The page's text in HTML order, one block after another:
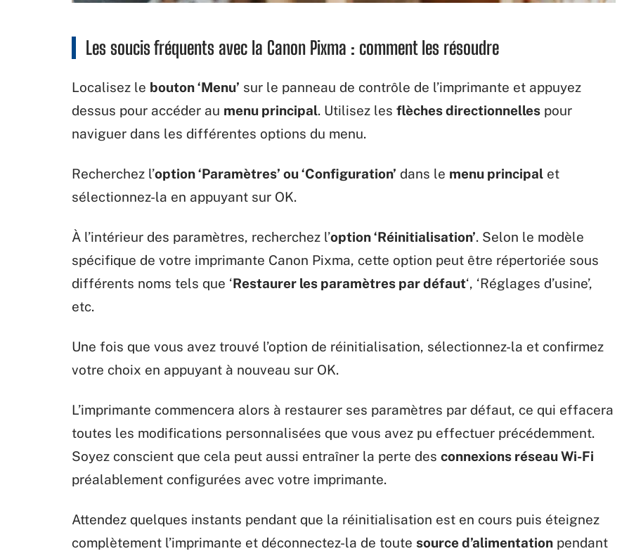
Les soucis fréquents avec la Canon Pixma : comment les résoudre
Localisez le bouton ‘Menu’ sur le panneau de contrôle de l’imprimante et appuyez
dessus pour accéder au menu principal. Utilisez les flèches directionnelles pour
naviguer dans les différentes options du menu.
Recherchez l’option ‘Paramètres’ ou ‘Configuration’ dans le menu principal et
sélectionnez-la en appuyant sur OK.
À l’intérieur des paramètres, recherchez l’option ‘Réinitialisation’. Selon le modèle
spécifique de votre imprimante Canon Pixma, cette option peut être répertoriée sous
différents noms tels que ‘Restaurer les paramètres par défaut‘, ‘Réglages d’usine’,
etc.
Une fois que vous avez trouvé l’option de réinitialisation, sélectionnez-la et confirmez
votre choix en appuyant à nouveau sur OK.
L’imprimante commencera alors à restaurer ses paramètres par défaut, ce qui effacera
toutes les modifications personnalisées que vous avez pu effectuer précédemment.
Soyez conscient que cela peut aussi entraîner la perte des connexions réseau Wi-Fi
préalablement configurées avec votre imprimante.
Attendez quelques instants pendant que la réinitialisation est en cours puis éteignez
complètement l’imprimante et déconnectez-la de toute source d’alimentation pendant